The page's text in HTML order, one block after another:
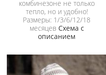
комбинезоне не только
тепло, но и удобно!
Размеры: 1/3/6/12/18
месяцев Схема с
описанием